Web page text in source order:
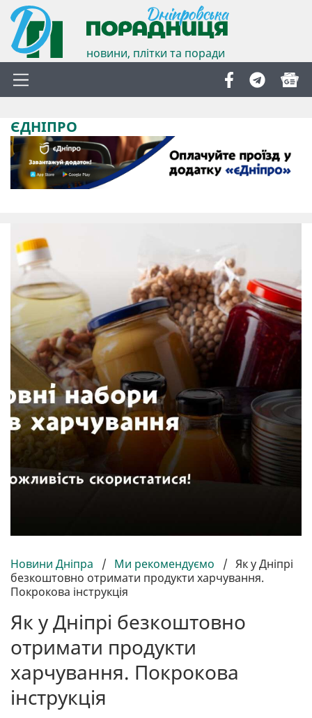
новини, плітки та поради
ЄДНІПРО
Новини Дніпра / Ми рекомендуємо / Як у Дніпрі
безкоштовно отримати продукти харчування.
Покрокова інструкція
Як у Дніпрі безкоштовно
отримати продукти
харчування. Покрокова
інструкція